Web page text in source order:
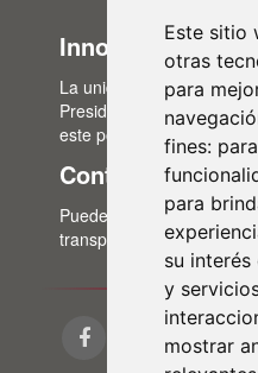
Este sitio
otras
para
fines:
para
su
y
mostrar
Innovación
La unidad de Innovación
Presidencia, es la
este portal de
Contacto
Puedes contactar con
transparencia@lasalina.es